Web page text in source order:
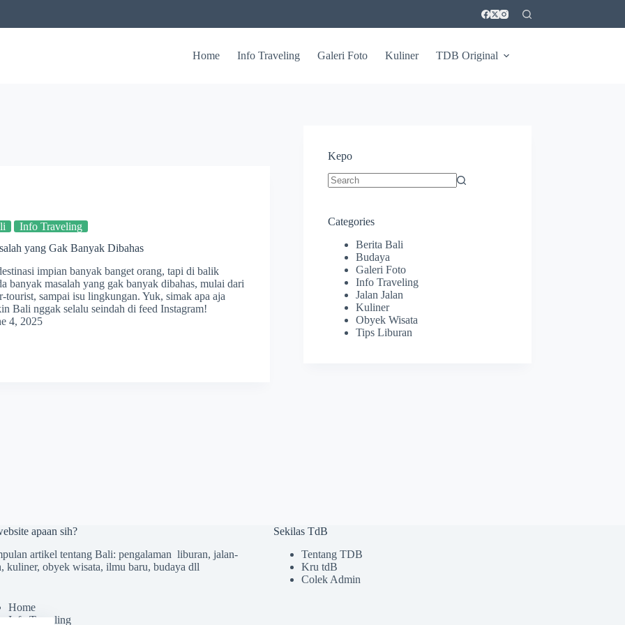
Home Info Traveling Galeri Foto Kuliner TDB Original
Info Traveling
yang Gak Banyak Dibahas
impian banyak banget orang, tapi di balik
banyak masalah yang gak banyak dibahas, mulai dari
tourist, sampai isu lingkungan. Yuk, simak apa aja
Bali nggak selalu seindah di feed Instagram!
4, 2025
Kepo
Categories
Berita Bali
Budaya
Galeri Foto
Info Traveling
Jalan Jalan
Kuliner
Obyek Wisata
Tips Liburan
apaan sih?
artikel tentang Bali: pengalaman liburan, jalan-
kuliner, obyek wisata, ilmu baru, budaya dll
Home
Info Traveling
Sekilas TdB
Tentang TDB
Kru tdB
Colek Admin